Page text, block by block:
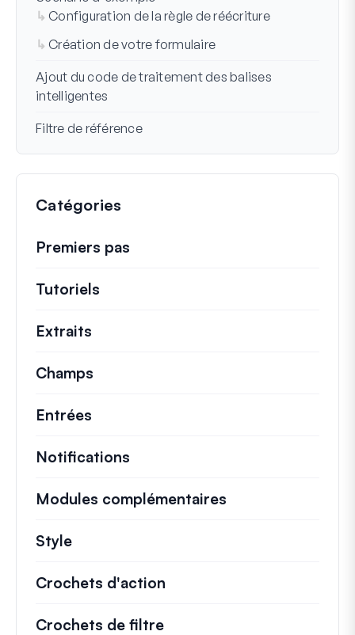
Configuration de la règle de réécriture
Création de votre formulaire
Ajout du code de traitement des balises
intelligentes
Filtre de référence
Catégories
Premiers pas
Tutoriels
Extraits
Champs
Entrées
Notifications
Modules complémentaires
Style
Crochets d'action
Crochets de filtre